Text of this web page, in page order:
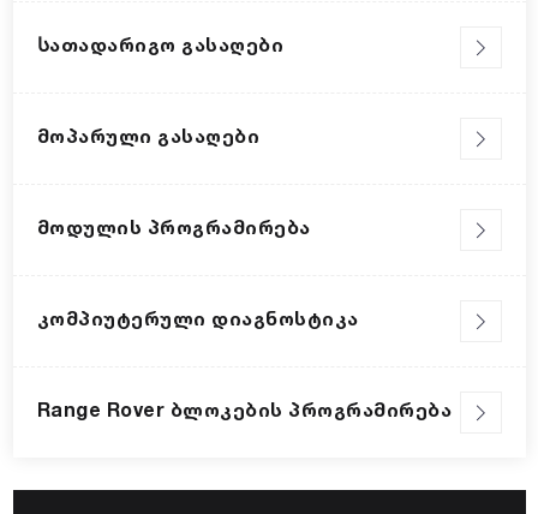
Სათადარიგო Გასაღები
Მოპარული Გასაღები
Მოდულის Პროგრამირება
Კომპიუტერული Დიაგნოსტიკა
Range Rover Ბლოკების Პროგრამირება